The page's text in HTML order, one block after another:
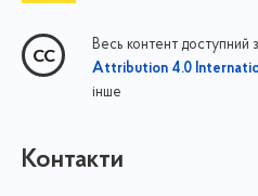
Весь контент доступний
Attribution 4.0
інше
Контакти